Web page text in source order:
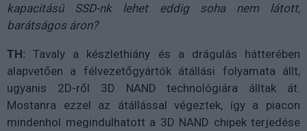
kapacitású SSD-nk lehet eddig soha nem látott,
barátságos áron?
TH: Tavaly a készlethiány és a drágulás hátterében
alapvetően a félvezetőgyártók átállási folyamata állt,
ugyanis 2D-ről 3D NAND technológiára álltak át.
Mostanra ezzel az átállással végeztek, így a piacon
mindenhol megindulhatott a 3D NAND chipek terjedése